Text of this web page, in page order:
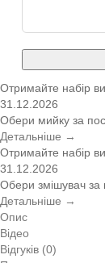
Отримайте набір
31.12.2026
Обери мийку за
Детальніше →
Отримайте набір
31.12.2026
Обери змішувач
Детальніше →
Опис
Відео
Відгуків (0)